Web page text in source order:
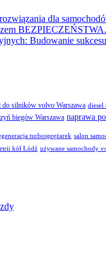
dla
BEZPIECZEŃSTWA.
Budowanie
do silników volvo Warszawa diesel
biegów Warszawa naprawa
turbosprężarek salon
kół Łódź używane samochody